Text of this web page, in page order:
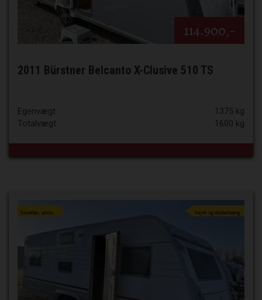
114.900,-
2011 Bürstner Belcanto X-Clusive 510 TS
Egenvægt
1375 kg
Totalvægt
1600 kg